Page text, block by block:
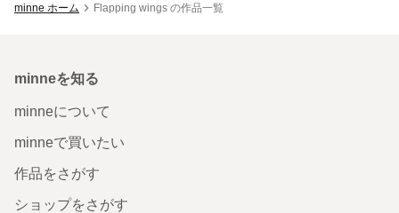
minne ホーム Flapping wings の作品一覧
minneを知る
minneについて
minneで買いたい
作品をさがす
ショップをさがす